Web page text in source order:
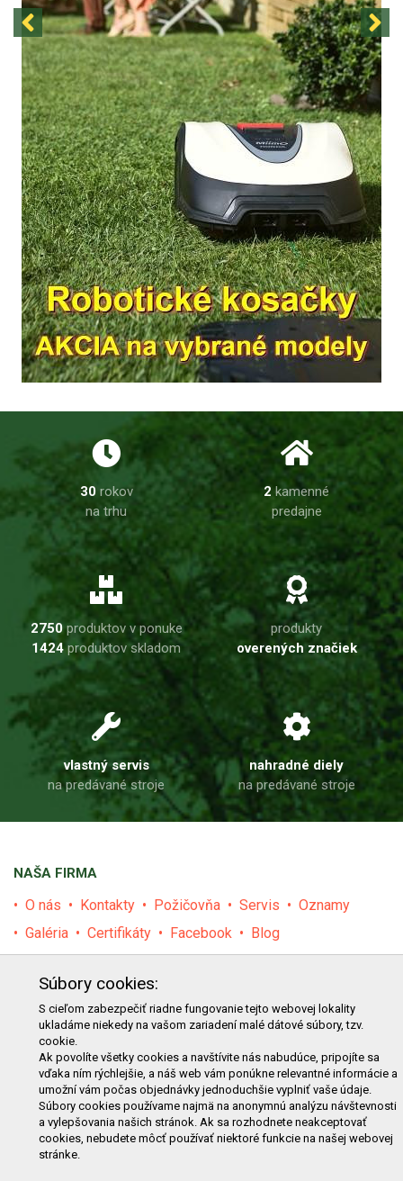
30rokov
na trhu
2 kamenné
predajne
2750produktov v ponuke
1424produktov skladom
produkty
overených značiek
vlastný servis
na predávané stroje
nahradné diely
na predávané stroje
NAŠA FIRMA
O nás Kontakty Požičovňa Servis
Oznamy
Galéria
Certifikáty Facebook Blog
E-shop Akcie Darčekové poukážky
Katalógy
Zľavy
Novinky Predávané značky
Bazár
Výzvy pre obce a firmy
NAKUPOVANIE
Obchodné podmienky
Cenník prepravy
Reklamačný poriadok
Súbory cookies:
S cieľom zabezpečiť riadne fungovanie tejto webovej lokality
ukladáme niekedy na vašom zariadení malé dátové súbory, tzv.
cookie.
Ak povolíte všetky cookies a navštívite nás nabudúce, pripojíte sa
vďaka ním rýchlejšie, a náš web vám ponúkne relevantné informácie a
umožní vám počas objednávky jednoduchšie vyplniť vaše údaje.
Súbory cookies používame najmä na anonymnú analýzu návštevnosti
a vylepšovania našich stránok. Ak sa rozhodnete neakceptovať
cookies, nebudete môcť používať niektoré funkcie na našej webovej
stránke.